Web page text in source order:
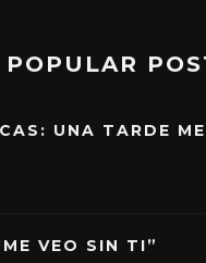
POPULAR
UNA TARDE
VEO SIN TI”